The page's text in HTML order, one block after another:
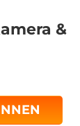
&